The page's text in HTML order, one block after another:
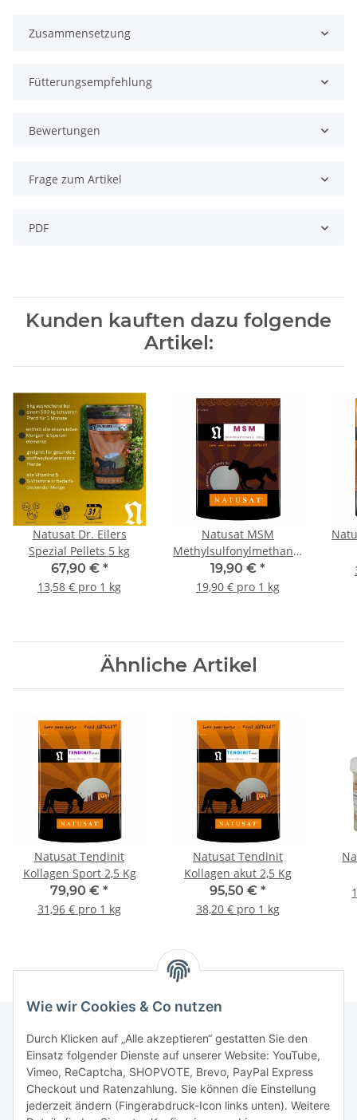
Wie wir Cookies & Co nutzen
Durch Klicken auf „Alle akzeptieren“ gestatten Sie den
Einsatz folgender Dienste auf unserer Website: YouTube,
Vimeo, ReCaptcha, SHOPVOTE, Brevo, PayPal Express
Checkout und Ratenzahlung. Sie können die Einstellung
jederzeit ändern (Fingerabdruck-Icon links unten). Weitere
Zusammensetzung
Fütterungsempfehlung
Bewertungen
Frage zum Artikel
PDF
Kunden kauften dazu folgende
Artikel:
Natusat Dr. Eilers
Spezial Pellets 5 kg
67,90 € *
13,58 € pro 1 kg
Natusat MSM
Methylsulfonylmethan 1
kg
19,90 € *
19,90 € pro 1 kg
Ähnliche Artikel
Natusat Tendinit
Kollagen Sport 2,5 Kg
79,90 € *
31,96 € pro 1 kg
Natusat Tendinit
Kollagen akut 2,5 Kg
95,50 € *
38,20 € pro 1 kg
Informationen
Gesetzliche Informationen